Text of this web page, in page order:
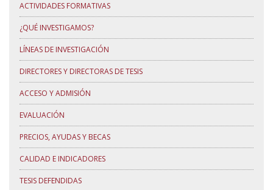
ACTIVIDADES FORMATIVAS
¿QUÉ INVESTIGAMOS?
LÍNEAS DE INVESTIGACIÓN
DIRECTORES Y DIRECTORAS DE TESIS
ACCESO Y ADMISIÓN
EVALUACIÓN
PRECIOS, AYUDAS Y BECAS
CALIDAD E INDICADORES
TESIS DEFENDIDAS